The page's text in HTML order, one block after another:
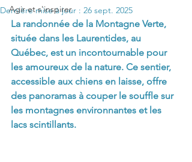
Agir et s'inspirer
Dernière mise à jour : 26 sept. 2025
La randonnée de la Montagne Verte,
située dans les Laurentides, au
Québec, est un incontournable pour
les amoureux de la nature. Ce sentier,
accessible aux chiens en laisse, offre
des panoramas à couper le souffle sur
les montagnes environnantes et les
lacs scintillants.